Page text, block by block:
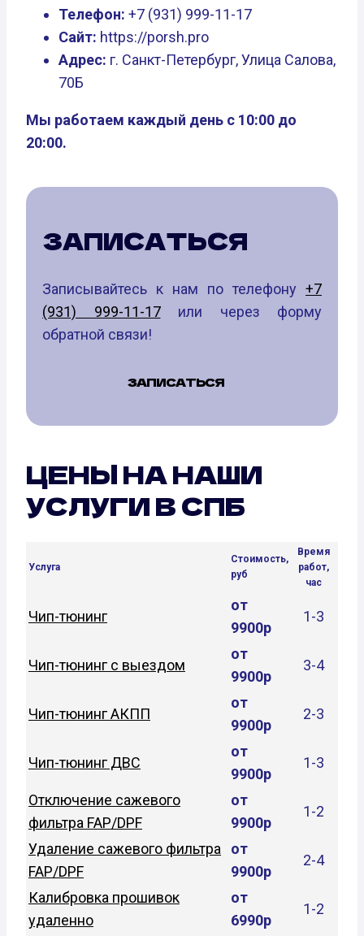
Телефон: +7 (931) 999-11-17
Сайт: https://porsh.pro
Адрес: г. Санкт-Петербург, Улица Салова,
70Б
Мы работаем каждый день с 10:00 до
20:00.
ЗАПИСАТЬСЯ
Записывайтесь к нам по телефону +7
(931) 999-11-17или через форму
обратной связи!
ЗАПИСАТЬСЯ
ЦЕНЫ НА НАШИ
УСЛУГИ В СПБ
Услуга
Стоимость,
руб
Время
работ,
час
Чип-тюнинг
от
9900р
1-3
Чип-тюнинг с выездом
от
9900р
3-4
Чип-тюнинг АКПП
от
9900р
2-3
Чип-тюнинг ДВС
от
9900р
1-3
Отключение сажевого
фильтра FAP/DPF
от
9900р
1-2
Удаление сажевого фильтра
FAP/DPF
от
9900р
2-4
Калибровка прошивок
удаленно
от
6990р
1-2